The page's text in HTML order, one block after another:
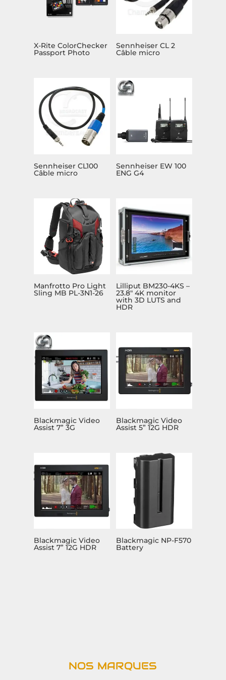
X-Rite ColorChecker
Passport Photo
Sennheiser CL 2
Câble micro
Sennheiser CL100
Câble micro
Sennheiser EW 100
ENG G4
Manfrotto Pro Light
Sling MB PL-3N1-26
Lilliput BM230-4KS –
23.8″ 4K monitor
with 3D LUTS and
HDR
Blackmagic Video
Assist 7” 3G
Blackmagic Video
Assist 5” 12G HDR
Blackmagic Video
Assist 7” 12G HDR
Blackmagic NP-F570
Battery
NOS MARQUES